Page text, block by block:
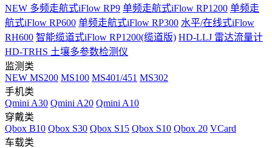
NEW 多频走航式iFlow RP9 单频走航式iFlow RP1200 单频走
航式iFlow RP600 单频走航式iFlow RP300 水平/在线式iFlow
RH600 智能缆道式iFlow RP1200(缆道版) HD-LLJ 雷达流量计
HD-TRHS 土壤多参数检测仪
监测类
NEW MS200 MS100 MS401/451 MS302
手机类
Qmini A30 Qmini A20 Qmini A10
穿戴类
Qbox B10 Qbox S30 Qbox S15 Qbox S10 Qbox 20 VCard
车载类